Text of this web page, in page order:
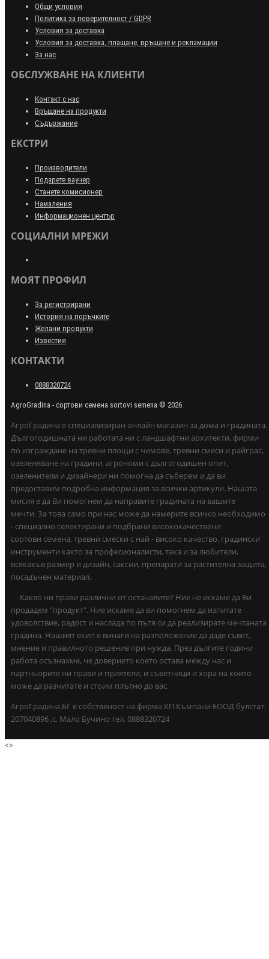
Общи условия
Политика за поверителност / GDPR
Условия за доставка
Условия за доставка, плащане, връщане и рекламации
За нас
ОБСЛУЖВАНЕ НА КЛИЕНТИ
Контакт с нас
Връщане на продукти
Съдържание
ЕКСТРИ
Производители
Подарете ваучер
Станете комисионер
Намаления
Информационен център
СОЦИАЛНИ МРЕЖИ
МОЯТ ПРОФИЛ
За регистрирани
История на поръчките
Желани продукти
Известия
КОНТАКТИ
0888320724
AgroGradina - сортови семена sortovi semena © 2026
АгроГрадина е специализиран онлайн магазин за дома и градината.
Дългогодишната ни работата ни с ландшафтни архитекти, фирми
по изграждане на тревни площи с чимове, тревни смеси и райграс,
озеленяване на градини, агрономи с дългогодишен опит,
озеленители и дизайнери ни помогна да съберем и да ви
предоставим подробна информация за всички артикули. Нашата
мисия е да Ви помогнем да направите градината на вашите
мечти. За това само при нас може да намерите всичко необходимо
- специално селектирани и подбрани висококачествени
сортови семена, тревни смески с най - високо качество, градински
инструменти както за професионалисти, така и за любители,
всякакъв размер и дизайн, саксии, препарати за растителна защита,
посадъчен материал.
Какво ни прави различни от останалите? Ние не искаме да Ви
продадем "продукт". Ние искаме да ви помогнем да изпитате
удоволствие, радост и наслада по пътя си да реализирате мечтаната
градина. Нашият екип е винаги на разположение да даде съвет,
мнение и правилното решение при нужда. През дългите години
работа осъзнахме, че доверието което остава между нас и
партньорите ни прави и приятели, и съветници и хора на които
може да разчитате и стоим плътно до вас.
АгроГрадина.БГ е собственост на фирма КП Къмпани ЕООД булстат:
207040896 ,с. Мало Бучино тел. 0888320724
<>